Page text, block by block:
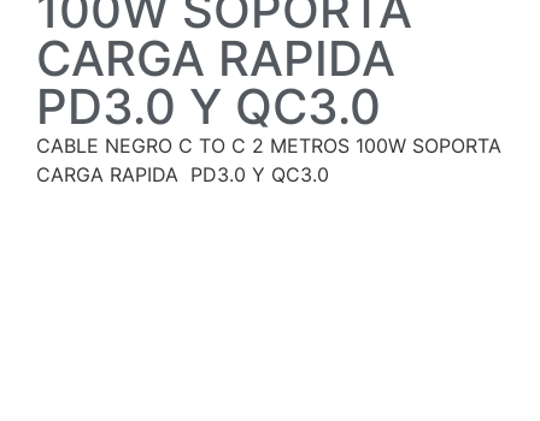
CARGA RAPIDA
PD3.0 Y QC3.0
CABLE NEGRO C TO C 2 METROS 100W SOPORTA
CARGA RAPIDA PD3.0 Y QC3.0